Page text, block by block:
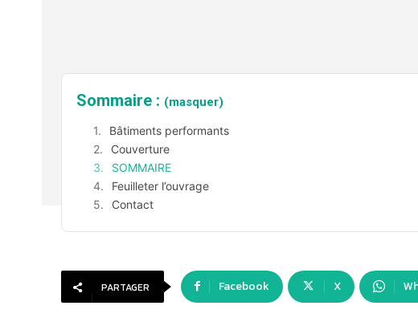
Sommaire : (masquer)
Bâtiments performants
Couverture
SOMMAIRE
Feuilleter l’ouvrage
Contact
PARTAGER Facebook X